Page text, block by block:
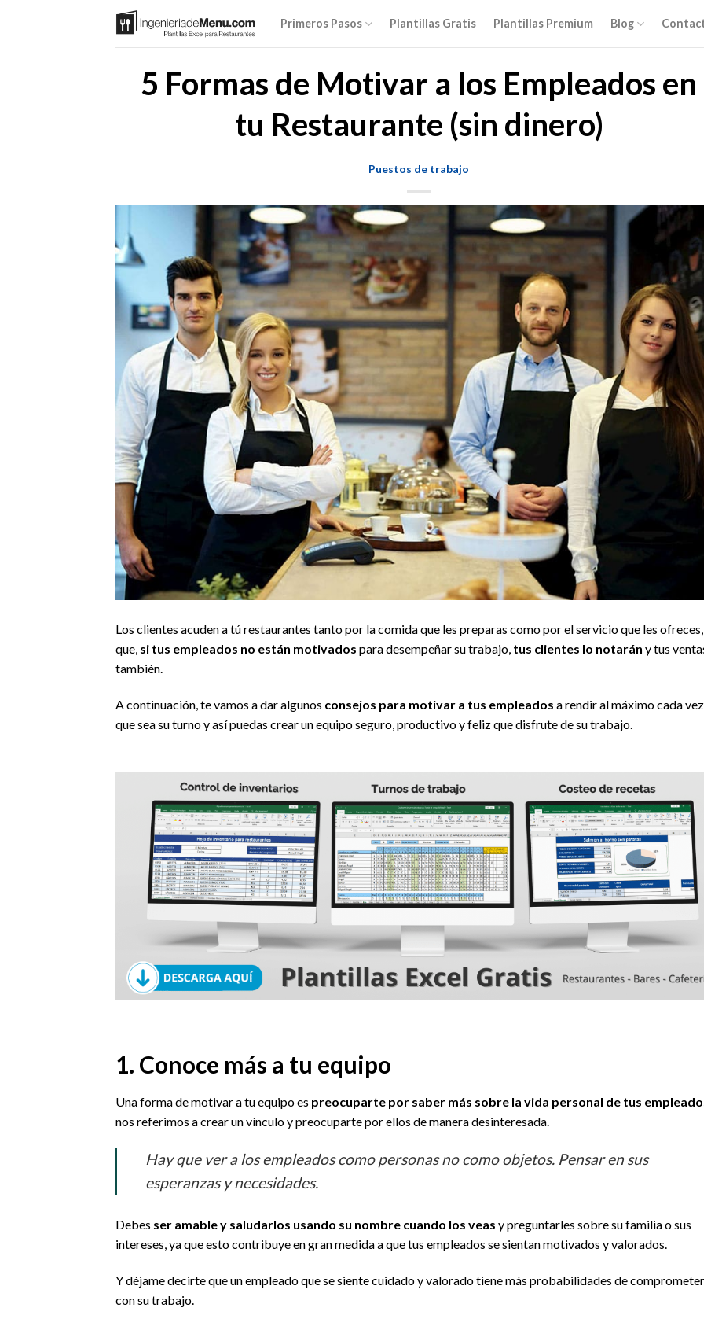
Primeros Pasos Plantillas Gratis Plantillas Premium Blog
5 Formas de Motivar a los Empleados en
tu Restaurante (sin dinero)
Puestos de trabajo
Los clientes acuden a tú restaurantes tanto por la comida que les preparas como por el servicio que les
que, si tus empleados no están motivados para desempeñar su trabajo, tus clientes lo notarán y tus
también.
A continuación, te vamos a dar algunos consejos para motivar a tus empleados a rendir al máximo cada vez
que sea su turno y así puedas crear un equipo seguro, productivo y feliz que disfrute de su trabajo.
1. Conoce más a tu equipo
Una forma de motivar a tu equipo es preocuparte por saber más sobre la vida personal de tus
nos referimos a crear un vínculo y preocuparte por ellos de manera desinteresada.
Hay que ver a los empleados como personas no como objetos. Pensar en sus
esperanzas y necesidades.
Debes ser amable y saludarlos usando su nombre cuando los veas y preguntarles sobre su familia o sus
intereses, ya que esto contribuye en gran medida a que tus empleados se sientan motivados y valorados.
Y déjame decirte que un empleado que se siente cuidado y valorado tiene más probabilidades de
con su trabajo.